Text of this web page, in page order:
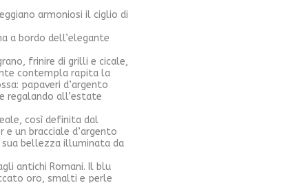
armoniosi il ciglio di
a bordo dell’elegante
frinire di grilli e cicale,
contempla rapita la
papaveri d’argento
regalando all’estate
così definita dal
e un bracciale d’argento
sua bellezza illuminata da
antichi Romani. Il blu
oro, smalti e perle